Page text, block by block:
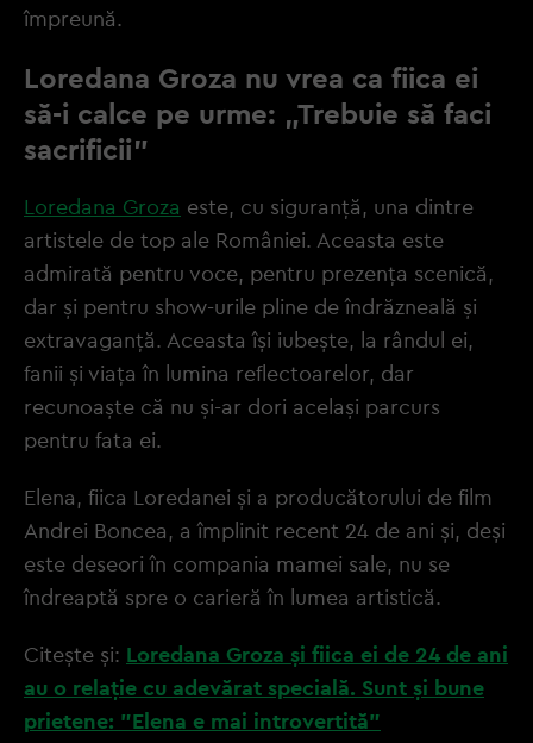
împreună.
Loredana Groza nu vrea ca fiica ei
să-i calce pe urme: „Trebuie să faci
sacrificii”
Loredana Groza este, cu siguranță, una dintre
artistele de top ale României. Aceasta este
admirată pentru voce, pentru prezența scenică,
dar și pentru show-urile pline de îndrăzneală și
extravaganță. Aceasta își iubește, la rândul ei,
fanii și viața în lumina reflectoarelor, dar
recunoaște că nu și-ar dori același parcurs
pentru fata ei.
Elena, fiica Loredanei și a producătorului de film
Andrei Boncea, a împlinit recent 24 de ani și, deși
este deseori în compania mamei sale, nu se
îndreaptă spre o carieră în lumea artistică.
Citește și: Loredana Groza și fiica ei de 24 de ani
au o relație cu adevărat specială. Sunt și bune
prietene: "Elena e mai introvertită"